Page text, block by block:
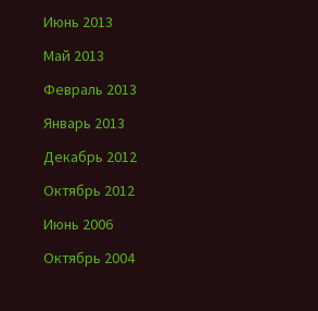
Июнь 2013
Май 2013
Февраль 2013
Январь 2013
Декабрь 2012
Октябрь 2012
Июнь 2006
Октябрь 2004